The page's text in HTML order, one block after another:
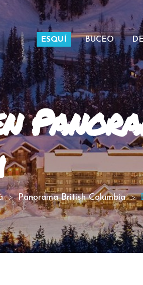
ESQUÍ BUCEO
Panorama British Columbia